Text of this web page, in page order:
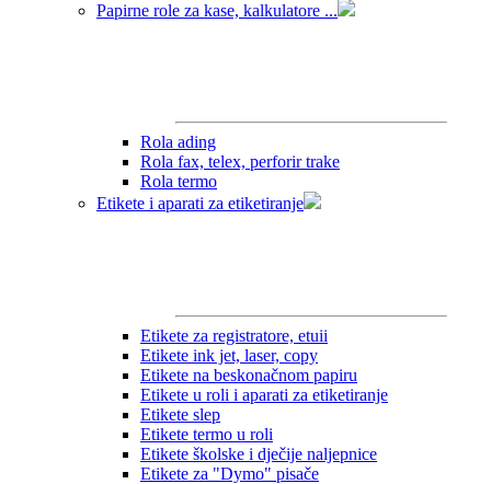
Papirne role za kase, kalkulatore ...
Rola ading
Rola fax, telex, perforir trake
Rola termo
Etikete i aparati za etiketiranje
Etikete za registratore, etuii
Etikete ink jet, laser, copy
Etikete na beskonačnom papiru
Etikete u roli i aparati za etiketiranje
Etikete slep
Etikete termo u roli
Etikete školske i dječije naljepnice
Etikete za "Dymo" pisače